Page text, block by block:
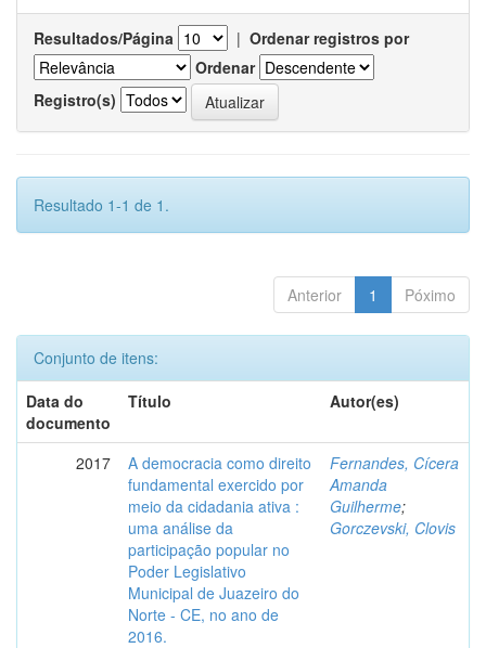
Resultados/Página | Ordenar registros por
Ordenar
Registro(s)
Resultado 1-1 de 1.
Anterior 1 Póximo
Conjunto de itens:
Data do
documento
Título Autor(es)
2017
A democracia como direito
fundamental exercido por
meio da cidadania ativa :
uma análise da
participação popular no
Poder Legislativo
Municipal de Juazeiro do
Norte - CE, no ano de
2016.
Fernandes, Cícera
Amanda
Guilherme;
Gorczevski, Clovis